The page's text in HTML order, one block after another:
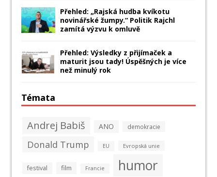
Přehled: „Rajská hudba kvíkotu
novinářské žumpy.“ Politik Rajchl
zamítá výzvu k omluvě
Přehled: Výsledky z přijímaček a
maturit jsou tady! Úspěšných je více
než minulý rok
Témata
Andrej Babiš ANO demokracie
Donald Trump EU Evropská unie
festival film Francie humor